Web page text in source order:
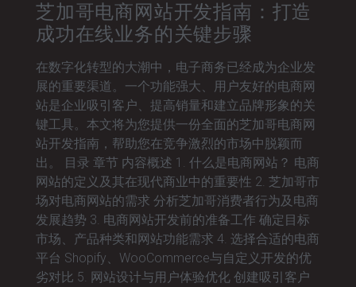
芝加哥电商网站开发指南：打造
成功在线业务的关键步骤
在数字化转型的大潮中，电子商务已经成为企业发
展的重要渠道。一个功能强大、用户友好的电商网
站是企业吸引客户、提高销量和建立品牌形象的关
键工具。本文将为您提供一份全面的芝加哥电商网
站开发指南，帮助您在竞争激烈的市场中脱颖而
出。 目录 章节 内容概述 1. 什么是电商网站？ 电商
网站的定义及其在现代商业中的重要性 2. 芝加哥市
场对电商网站的需求 分析芝加哥消费者行为及电商
发展趋势 3. 电商网站开发前的准备工作 确定目标
市场、产品种类和网站功能需求 4. 选择合适的电商
平台 Shopify、WooCommerce与自定义开发的优
劣对比 5. 网站设计与用户体验优化 创建吸引客户